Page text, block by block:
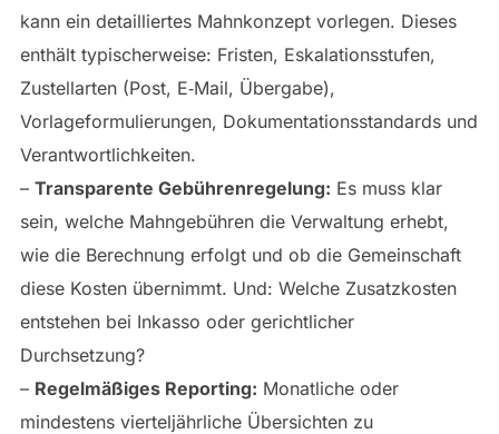
kann ein detailliertes Mahnkonzept vorlegen. Dieses
enthält typischerweise: Fristen, Eskalationsstufen,
Zustellarten (Post, E‑Mail, Übergabe),
Vorlageformulierungen, Dokumentationsstandards und
Verantwortlichkeiten.
– Transparente Gebührenregelung: Es muss klar
sein, welche Mahngebühren die Verwaltung erhebt,
wie die Berechnung erfolgt und ob die Gemeinschaft
diese Kosten übernimmt. Und: Welche Zusatzkosten
entstehen bei Inkasso oder gerichtlicher
Durchsetzung?
– Regelmäßiges Reporting: Monatliche oder
mindestens vierteljährliche Übersichten zu